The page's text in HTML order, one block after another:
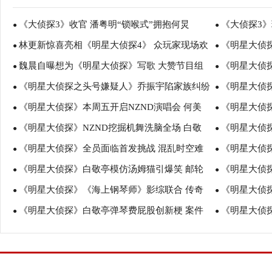
● 《大侦探3》收官 潘粤明“锁喉式”拥抱何炅 ● 《大侦探3
● 林更新惊喜亮相《明星大侦探4》 众玩家现场欢
乐吃火锅
● 《明星大
事火热上演
● 魏晨自曝想为《明星大侦探》写歌 大赞节目组
很走心
● 《明星大
影视首秀悬疑
● 《明星大侦探之头号嫌疑人》乔振宇陷家族纠纷
尘封的秘密待揭晓
● 《明星大
迷离
● 《明星大侦探》本周五开启NZND演唱会 何美
男新歌引网友期待
● 《明星大
昕杨蓉宋妍霏
● 《明星大侦探》NZND挖掘机舞洗脑全场 白敬
亭范丞丞RAP互呛
● 《明星大
演《海上钢琴
● 《明星大侦探》全员面临首发挑战 混乱时空难
倒何炅白敬亭
● 《明星大
制服诱惑秒变
● 《明星大侦探》白敬亭模仿汤姆猫引爆笑 邮轮
真相难辨获高期待
● 《明星大
魏大勋合体
● 《明星大侦探》《海上钢琴师》影综联合 传奇
对决即将上演
● 《明星大
然张若昀兄弟
● 《明星大侦探》白敬亭弹琴费屁股创新梗 案件
高能迭起引热议
● 《明星大
亭“暴力”钻门